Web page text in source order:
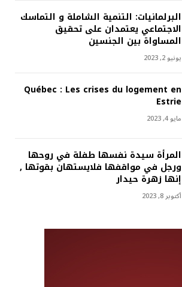
البرلمانيات: التنمية الشاملة و التماسك
الاجتماعي يعتمدان على تحقيق
المساواة بين الجنسين
يونيو 2, 2023
Québec : Les crises du logement en
Estrie
مايو 4, 2023
المرأة سيدة نفسها طفلة في روحها
ورجل في مواقفها فلايستهان بقوتها ,
إنها زهرة حيدار
أكتوبر 8, 2023